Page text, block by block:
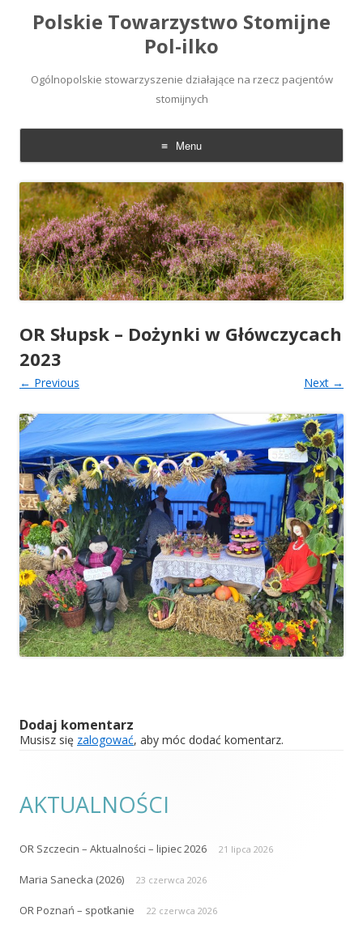
Polskie Towarzystwo Stomijne
Pol-ilko
Ogólnopolskie stowarzyszenie działające na rzecz pacjentów
stomijnych
Menu
Skip
to
content
OR Słupsk – Dożynki w Główczycach
2023
← Previous Next →
Dodaj komentarz
Musisz się zalogować, aby móc dodać komentarz.
AKTUALNOŚCI
OR Szczecin – Aktualności – lipiec 2026 21 lipca 2026
Maria Sanecka (2026) 23 czerwca 2026
OR Poznań – spotkanie 22 czerwca 2026